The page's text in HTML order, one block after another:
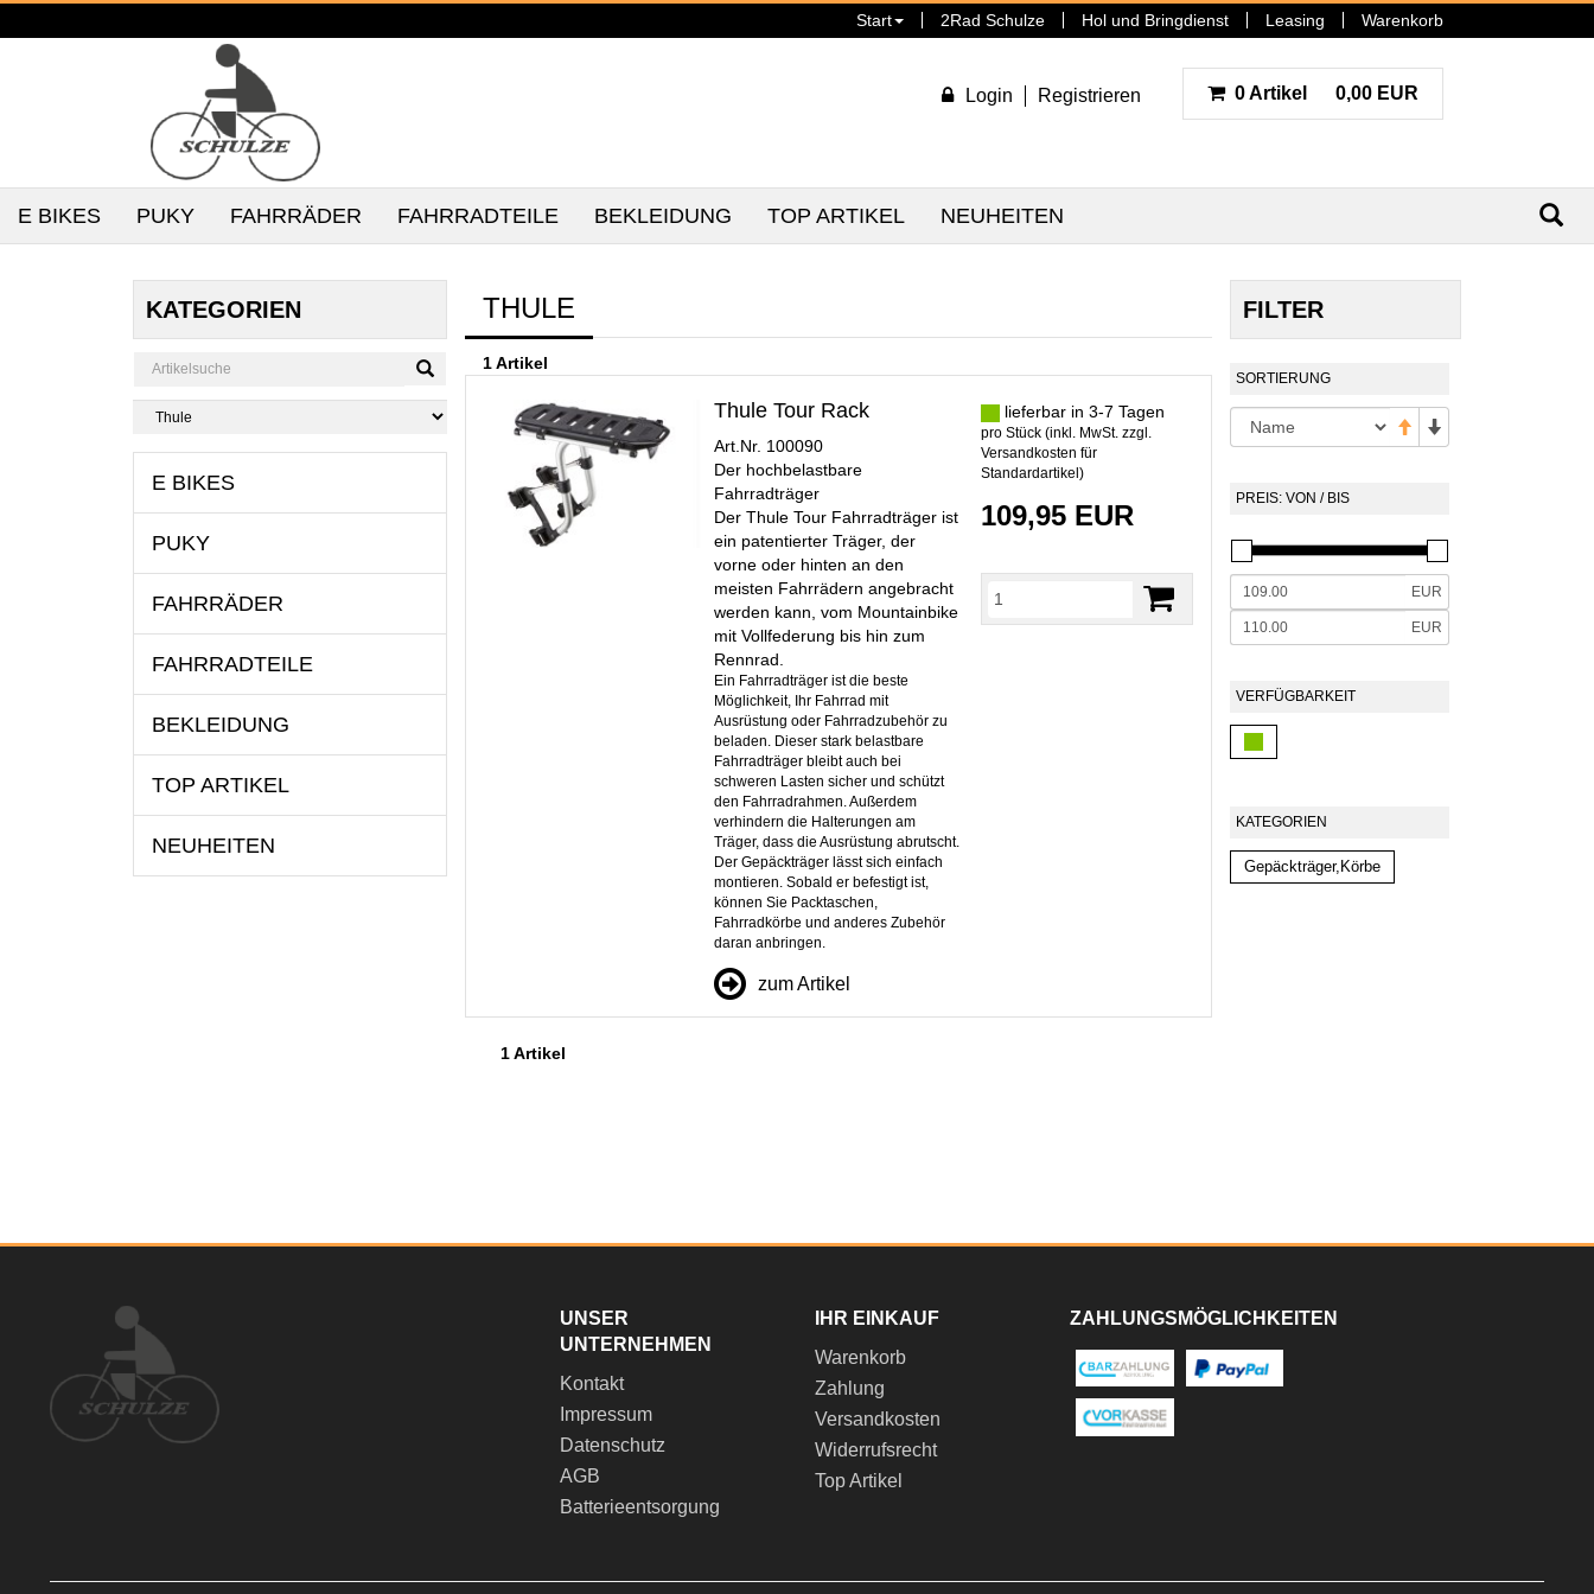
Start 2Rad Schulze Hol und Bringdienst Leasing Warenkorb
Login Registrieren 0 Artikel 0,00 EUR
E BIKES PUKY FAHRRÄDER FAHRRADTEILE BEKLEIDUNG TOP ARTIKEL NEUHEITEN
KATEGORIEN
E BIKES
PUKY
FAHRRÄDER
FAHRRADTEILE
BEKLEIDUNG
TOP ARTIKEL
NEUHEITEN
THULE
1 Artikel
Thule Tour Rack
Art.Nr. 100090
Der hochbelastbare
Fahrradträger
Der Thule Tour Fahrradträger ist
ein patentierter Träger, der
vorne oder hinten an den
meisten Fahrrädern angebracht
werden kann, vom Mountainbike
mit Vollfederung bis hin zum
Rennrad.
Ein Fahrradträger ist die beste
Möglichkeit, Ihr Fahrrad mit
Ausrüstung oder Fahrradzubehör zu
beladen. Dieser stark belastbare
Fahrradträger bleibt auch bei
schweren Lasten sicher und schützt
den Fahrradrahmen. Außerdem
verhindern die Halterungen am
Träger, dass die Ausrüstung abrutscht.
Der Gepäckträger lässt sich einfach
montieren. Sobald er befestigt ist,
können Sie Packtaschen,
Fahrradkörbe und anderes Zubehör
daran anbringen.
zum Artikel
lieferbar in 3-7 Tagen
pro Stück (inkl. MwSt. zzgl.
Versandkosten für
Standardartikel )
109,95 EUR
1 Artikel
FILTER
SORTIERUNG
PREIS: VON / BIS
EUR
EUR
VERFÜGBARKEIT
KATEGORIEN
Gepäckträger,Körbe
UNSER
UNTERNEHMEN
Kontakt
Impressum
Datenschutz
AGB
Batterieentsorgung
IHR EINKAUF
Warenkorb
Zahlung
Versandkosten
Widerrufsrecht
Top Artikel
ZAHLUNGSMÖGLICHKEITEN